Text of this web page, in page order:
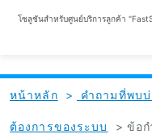
โซลูชันสำหรับศูนย์บริการลูกค้า
หน้าหลัก > คำถามที่พบบ่
ต้องการของระบบ > ข้อ